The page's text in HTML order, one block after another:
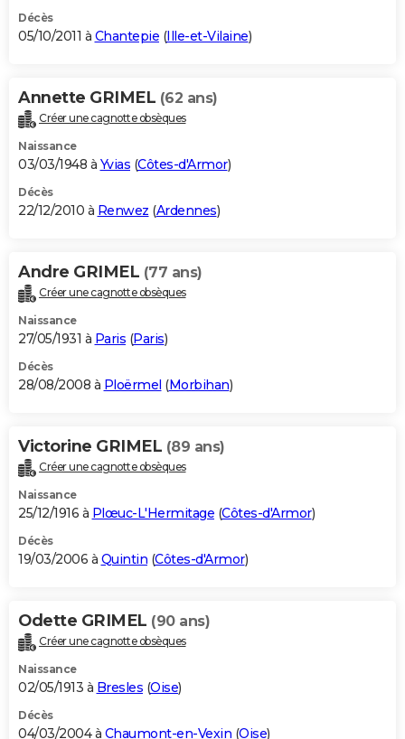
Décès
05/10/2011 à Chantepie (Ille-et-Vilaine)
Annette GRIMEL (62 ans)
Créer une cagnotte obsèques
Naissance
03/03/1948 à Yvias (Côtes-d'Armor)
Décès
22/12/2010 à Renwez (Ardennes)
Andre GRIMEL (77 ans)
Créer une cagnotte obsèques
Naissance
27/05/1931 à Paris (Paris)
Décès
28/08/2008 à Ploërmel (Morbihan)
Victorine GRIMEL (89 ans)
Créer une cagnotte obsèques
Naissance
25/12/1916 à Plœuc-L'Hermitage (Côtes-d'Armor)
Décès
19/03/2006 à Quintin (Côtes-d'Armor)
Odette GRIMEL (90 ans)
Créer une cagnotte obsèques
Naissance
02/05/1913 à Bresles (Oise)
Décès
04/03/2004 à Chaumont-en-Vexin (Oise)